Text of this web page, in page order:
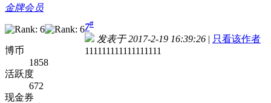
金牌会员
博币
1858
活跃度
672
现金券
7#
发表于 2017-2-19 16:39:26 | 只看该作者
111111111111111111